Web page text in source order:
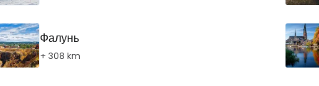
Фалунь
+ 308 km